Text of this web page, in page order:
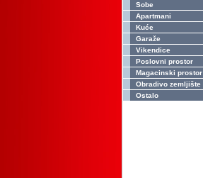
Sobe
Apartmani
Kuće
Garaže
Vikendice
Poslovni prostor
Magacinski prostor
Obradivo zemljište
Ostalo